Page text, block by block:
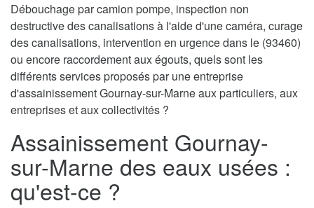
Débouchage par camion pompe, inspection non
destructive des canalisations à l'aide d'une caméra, curage
des canalisations, intervention en urgence dans le (93460)
ou encore raccordement aux égouts, quels sont les
différents services proposés par une entreprise
d'assainissement Gournay-sur-Marne aux particuliers, aux
entreprises et aux collectivités ?
Assainissement Gournay-
sur-Marne des eaux usées :
qu'est-ce ?